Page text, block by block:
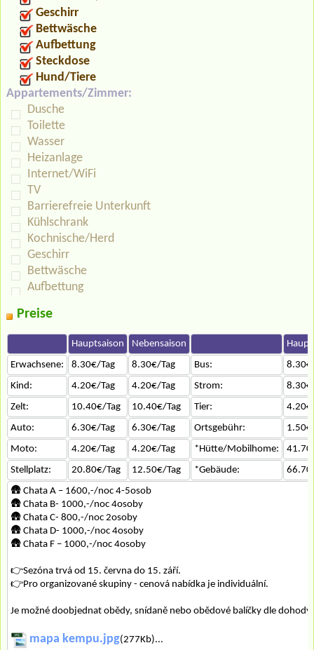
Geschirr
Bettwäsche
Aufbettung
Steckdose
Hund/Tiere
Appartements/Zimmer:
Dusche
Toilette
Wasser
Heizanlage
Internet/WiFi
TV
Barrierefreie Unterkunft
Kühlschrank
Kochnische/Herd
Geschirr
Bettwäsche
Aufbettung
Preise
Hauptsaison Nebensaison
Erwachsene:
8.30€/Tag 8.30€/Tag Bus:
Kind:
4.20€/Tag 4.20€/Tag Strom:
Zelt:
10.40€/Tag 10.40€/Tag Tier:
Auto:
6.30€/Tag 6.30€/Tag Ortsgebühr:
Moto:
4.20€/Tag 4.20€/Tag *Hütte/Mobilhome:
Stellplatz:
20.80€/Tag 12.50€/Tag *Gebäude:
🛖 Chata A – 1600,-/noc 4-5osob
🛖 Chata B- 1000,-/noc 4osoby
🛖 Chata C- 800,-/noc 2osoby
🛖 Chata D- 1000,-/noc 4osoby
🛖 Chata F – 1000,-/noc 4osoby
👉Sezóna trvá od 15. června do 15. září.
👉Pro organizované skupiny - cenová nabídka je individuální.
Je možné doobjednat obědy, snídaně nebo obědové balíčky dle dohody.
mapa kempu.jpg(277Kb)...